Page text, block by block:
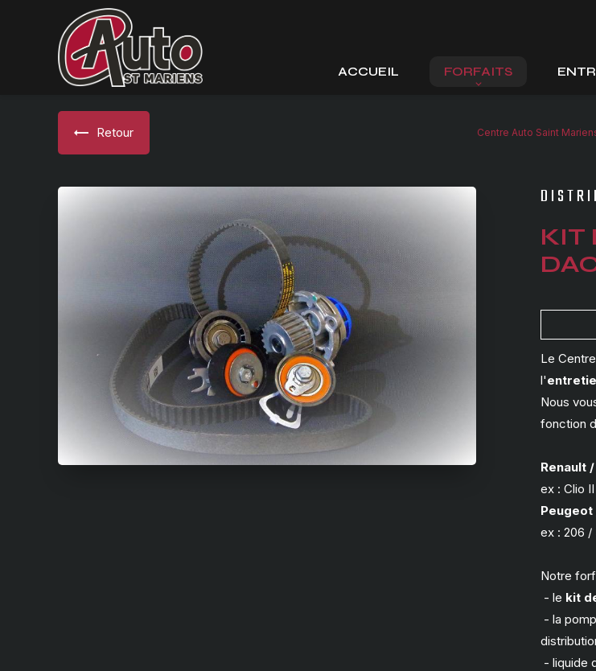
ACCUEIL FORFAITS
Centre Auto Saint
Retour
KIT
Le
l'
Nous
fonction
Renault
ex : Clio
Peugeot
ex : 206 /
Notre
- le kit
- la
- liquide
Panneau de gestion des cookies